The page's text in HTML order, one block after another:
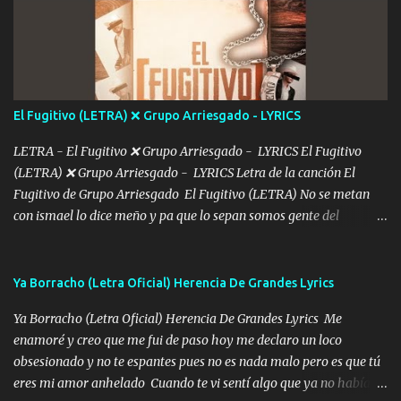
De mi vida... Cómo tú no hay nadie más No hay nadie
más Si te sientes sola no me llames porfa Me pongo sencible e
imagino tu sombra Clase azul es el tequila e interior la ropa Clip
cap la champagne el polvo es color rosa Me contacto un ángel eres
tú mi hermosa La que me alegra los días y sigo tomando Y
pensar... Que tú ya no vas a estar Pasarán... Solito me dejaras
Intentar... ...
El Fugitivo (LETRA) ❌ Grupo Arriesgado - LYRICS
LETRA - El Fugitivo ❌ Grupo Arriesgado - LYRICS El Fugitivo
(LETRA) ❌ Grupo Arriesgado - LYRICS Letra de la canción El
Fugitivo de Grupo Arriesgado El Fugitivo (LETRA) No se metan
con ismael lo dice meño y pa que lo sepan somos gente del
grande traemos la bandera 04 se oye por los radios y bien
ofrece también peleam'os bien atentó el compa huicho la corta al
cinto y radios colgados cuando salimos del rancho carros
blindándos y bien equipados no somos gente de problemas pero
defendemos muy bien nuestra tierra buena sombra nos cobija y el
Ya Borracho (Letra Oficial) Herencia De Grandes Lyrics
Ya Borracho (Letra Oficial) Herencia De Grandes Lyrics Me
enamoré y creo que me fui de paso hoy me declaro un loco
obsesionado y no te espantes pues no es nada malo pero es que tú
eres mi amor anhelado Cuando te vi sentí algo que ya no había